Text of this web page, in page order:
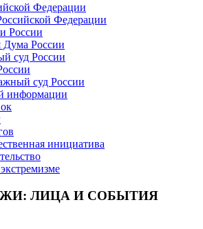
Федерации
Федерации
России
Дума России
суд России
суд России
информации
инициатива
ЛИЦА И СОБЫТИЯ